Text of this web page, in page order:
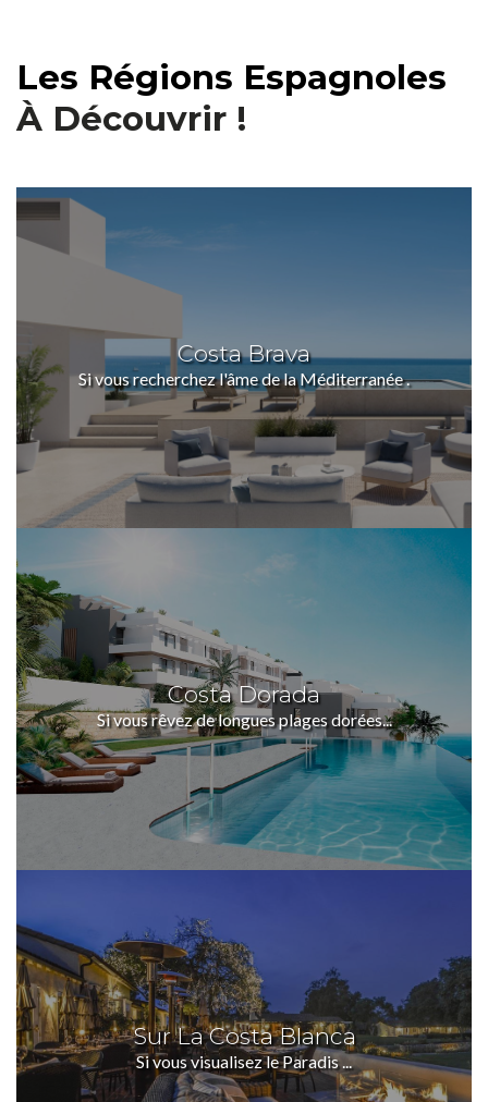
Les Régions Espagnoles
À Découvrir !
Costa Brava
Si vous recherchez l'âme de la Méditerranée .
Costa Dorada
Si vous rêvez de longues plages dorées...
Sur La Costa Blanca
Si vous visualisez le Paradis ...
Username
LOGIN
No apps configured. Please contact
your administrator.
Lost your password?